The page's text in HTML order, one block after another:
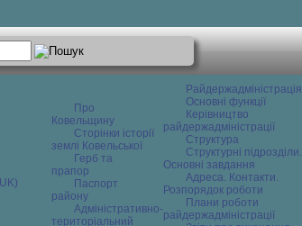
Про
Ковельщину
Сторінки історії
землі Ковельської
Герб та
прапор
Паспорт
району
Адміністративно-
територіальний
Райдержадміністрація
Основні функції
Керівництво
райдержадміністрації
Структура
Структурні підрозділи.
Основні завдання
Адреса. Контакти.
Розпорядок роботи
Плани роботи
райдержадміністрації